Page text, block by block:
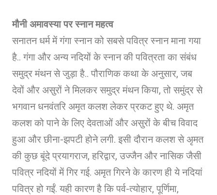
मौनी अमावस्या पर स्नान महत्व
सनातन धर्म में गंगा स्नान को सबसे पवित्र स्नान माना गया
है.. गंगा और अन्य नदियों के स्नान की पवित्रता का संबंध
समुद्र मंथन से जुड़ा है.. पौराणिक कथा के अनुसार, जब
देवों और असुरों ने मिलकर समुद्र मंथन किया, तो समुंद्र से
भगवान धनवंतरि अमृत कलश लेकर प्रकट हुए थे. अमृत
कलश को पाने के लिए देवताओं और असुरों के बीच विवाद
हुआ और छीना-झपटी होने लगी. इसी दौरान कलश से अृमत
की कुछ बूंदे प्रयागराज, हरिद्वार, उज्जैन और नासिक जैसी
पवित्र नदियों में गिर गई. अमृत गिरने के कारण ही ये नदियां
पवित्र हो गईं. यही कारण है कि पर्व-त्योहार, पूर्णिमा,